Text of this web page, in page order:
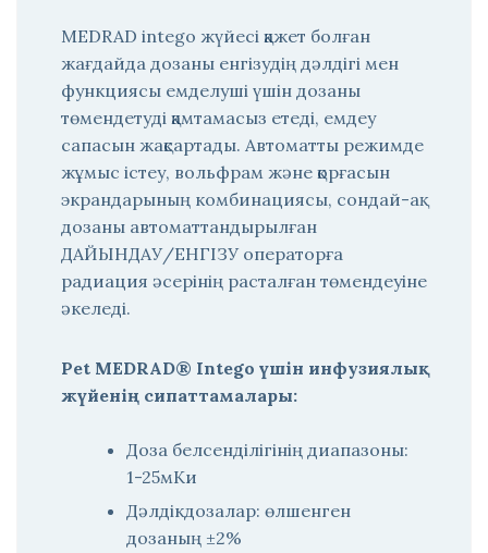
MEDRAD intego жүйесі қажет болған
жағдайда дозаны енгізудің дәлдігі мен
функциясы емделуші үшін дозаны
төмендетуді қамтамасыз етеді, емдеу
сапасын жақсартады. Автоматты режимде
жұмыс істеу, вольфрам және қорғасын
экрандарының комбинациясы, сондай-ақ
дозаны автоматтандырылған
ДАЙЫНДАУ/ЕНГІЗУ операторға
радиация әсерінің расталған төмендеуіне
әкеледі.
Pet MEDRAD® Intego үшін инфузиялық
жүйенің сипаттамалары:
Доза белсенділігінің диапазоны:
1-25мКи
Дәлдікдозалар: өлшенген
дозаның ±2%